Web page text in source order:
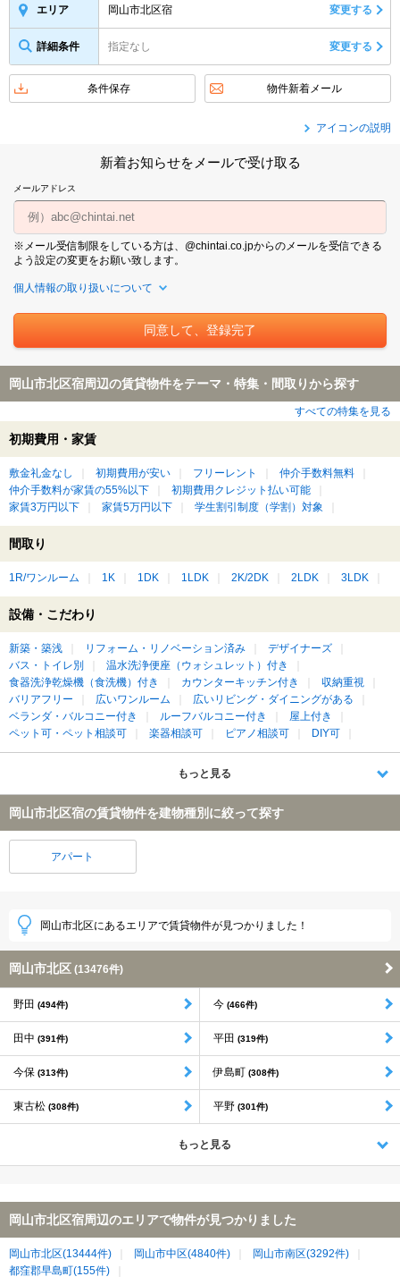
エリア 岡山市北区宿 変更する
詳細条件 指定なし 変更する
条件保存 物件新着メール
アイコンの説明
新着お知らせをメールで受け取る
メールアドレス
※メール受信制限をしている方は、@chintai.co.jpからのメールを受信できる
よう設定の変更をお願い致します。
個人情報の取り扱いについて
岡山市北区宿周辺の賃貸物件をテーマ・特集・間取りから探す
すべての特集を見る
初期費用・家賃
敷金礼金なし 初期費用が安い フリーレント
仲介手数料無料
仲介手数料が家賃の55%以下
初期費用クレジット払い可能
家賃3万円以下
家賃5万円以下 学生割引制度（学割）対象
間取り
1R/ワンルーム 1K 1DK 1LDK 2K/2DK 2LDK 3LDK
設備・こだわり
新築・築浅 リフォーム・リノベーション済み
デザイナーズ
バス・トイレ別
温水洗浄便座（ウォシュレット）付き
食器洗浄乾燥機（食洗機）付き
カウンターキッチン付き
収納重視
バリアフリー
広いワンルーム
広いリビング・ダイニングがある
ベランダ・バルコニー付き
ルーフバルコニー付き
屋上付き
ペット可・ペット相談可
楽器相談可 ピアノ相談可 DIY可
もっと見る
岡山市北区宿の賃貸物件を建物種別に絞って探す
アパート
岡山市北区にあるエリアで賃貸物件が見つかりました！
岡山市北区 (13476件)
野田 (494件) 今 (466件)
田中 (391件) 平田 (319件)
今保 (313件) 伊島町 (308件)
東古松 (308件) 平野 (301件)
もっと見る
岡山市北区宿周辺のエリアで物件が見つかりました
岡山市北区(13444件) 岡山市中区(4840件)
岡山市南区(3292件)
都窪郡早島町(155件)